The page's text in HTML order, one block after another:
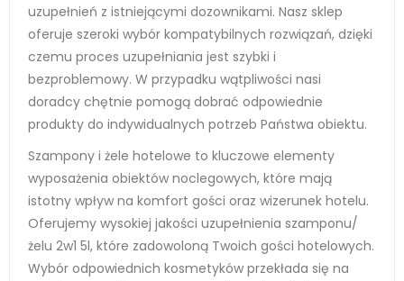
uzupełnień z istniejącymi dozownikami. Nasz sklep
oferuje szeroki wybór kompatybilnych rozwiązań, dzięki
czemu proces uzupełniania jest szybki i
bezproblemowy. W przypadku wątpliwości nasi
doradcy chętnie pomogą dobrać odpowiednie
produkty do indywidualnych potrzeb Państwa obiektu.
Szampony i żele hotelowe to kluczowe elementy
wyposażenia obiektów noclegowych, które mają
istotny wpływ na komfort gości oraz wizerunek hotelu.
Oferujemy wysokiej jakości uzupełnienia szamponu/
żelu 2w1 5l, które zadowoloną Twoich gości hotelowych.
Wybór odpowiednich kosmetyków przekłada się na